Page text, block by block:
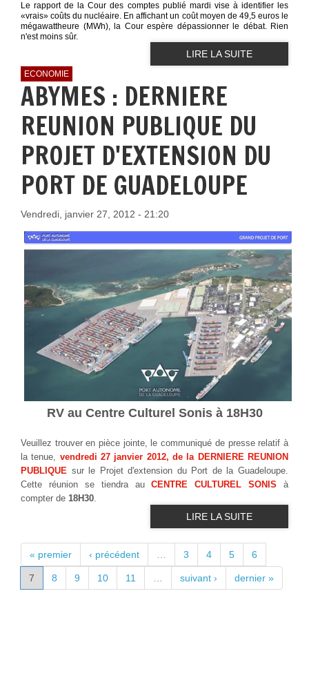
Le rapport de la Cour des comptes publié mardi vise à identifier les
«vrais» coûts du nucléaire. En affichant un coût moyen de 49,5 euros le
mégawattheure (MWh), la Cour espère dépassionner le débat. Rien
n'est moins sûr.
LIRE LA SUITE
ECONOMIE
ABYMES : DERNIERE
REUNION PUBLIQUE DU
PROJET D'EXTENSION DU
PORT DE GUADELOUPE
Vendredi, janvier 27, 2012 - 21:20
RV au Centre Culturel Sonis à 18H30
Veuillez trouver en pièce jointe, le communiqué de presse relatif à
la tenue, vendredi 27 janvier 2012, de la DERNIERE REUNION
PUBLIQUE sur le Projet d'extension du Port de la Guadeloupe.
Cette réunion se tiendra auCENTRE CULTUREL SONIS à
compter de 18H30
LIRE LA SUITE
PAGES
« premier ‹ précédent 3 4 5 6
7 8 9 10 11 suivant › dernier »